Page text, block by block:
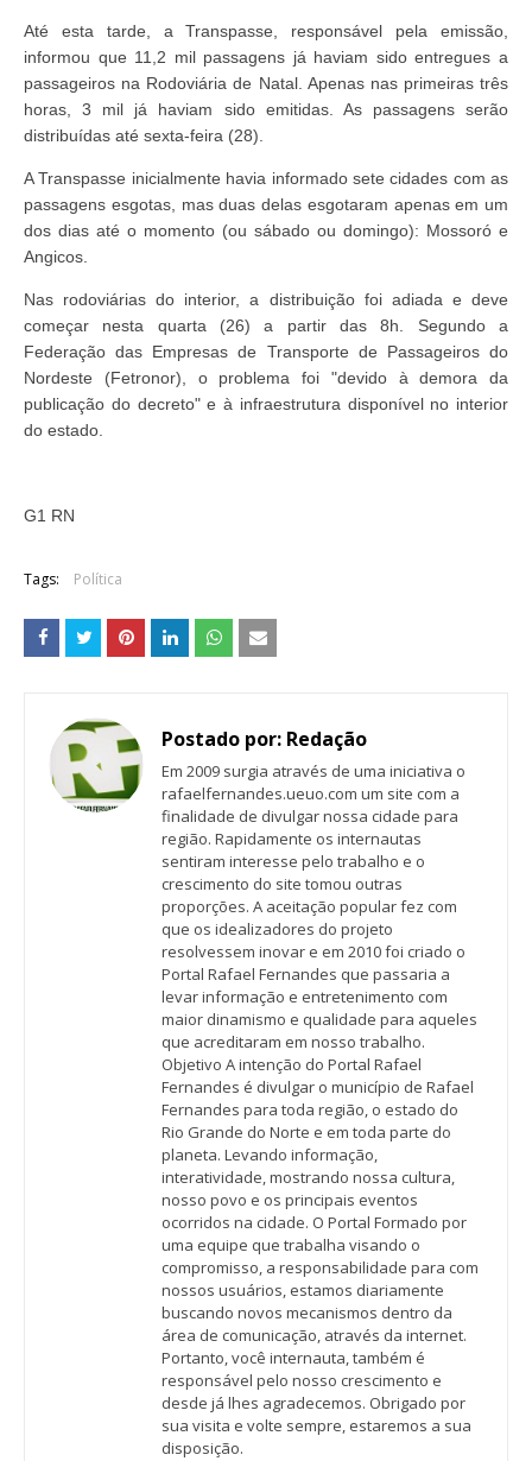
Até esta tarde, a Transpasse, responsável pela emissão,
informou que 11,2 mil passagens já haviam sido entregues a
passageiros na Rodoviária de Natal. Apenas nas primeiras três
horas, 3 mil já haviam sido emitidas. As passagens serão
distribuídas até sexta-feira (28).
A Transpasse inicialmente havia informado sete cidades com as
passagens esgotas, mas duas delas esgotaram apenas em um
dos dias até o momento (ou sábado ou domingo): Mossoró e
Angicos.
Nas rodoviárias do interior, a distribuição foi adiada e deve
começar nesta quarta (26) a partir das 8h. Segundo a
Federação das Empresas de Transporte de Passageiros do
Nordeste (Fetronor), o problema foi "devido à demora da
publicação do decreto" e à infraestrutura disponível no interior
do estado.
G1 RN
Tags: Política
Postado por: Redação
Em 2009 surgia através de uma iniciativa o
rafaelfernandes.ueuo.com um site com a
finalidade de divulgar nossa cidade para
região. Rapidamente os internautas
sentiram interesse pelo trabalho e o
crescimento do site tomou outras
proporções. A aceitação popular fez com
que os idealizadores do projeto
resolvessem inovar e em 2010 foi criado o
Portal Rafael Fernandes que passaria a
levar informação e entretenimento com
maior dinamismo e qualidade para aqueles
que acreditaram em nosso trabalho.
Objetivo A intenção do Portal Rafael
Fernandes é divulgar o município de Rafael
Fernandes para toda região, o estado do
Rio Grande do Norte e em toda parte do
planeta. Levando informação,
interatividade, mostrando nossa cultura,
nosso povo e os principais eventos
ocorridos na cidade. O Portal Formado por
uma equipe que trabalha visando o
compromisso, a responsabilidade para com
nossos usuários, estamos diariamente
buscando novos mecanismos dentro da
área de comunicação, através da internet.
Portanto, você internauta, também é
responsável pelo nosso crescimento e
desde já lhes agradecemos. Obrigado por
sua visita e volte sempre, estaremos a sua
disposição.